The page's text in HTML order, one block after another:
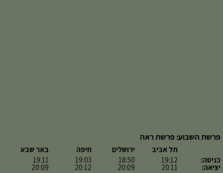
פרשת השבוע: פרשת ראה
כניסה:
יציאה:
תל אביב
19:12
20:11
ירושלים
18:50
20:09
חיפה
19:03
20:12
באר שבע
19:11
20:09